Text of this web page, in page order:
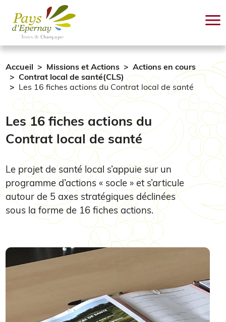
Accueil Missions et Actions
Actions en cours
Contrat local de santé(CLS)
Les 16 fiches actions du Contrat local de santé
Les 16 fiches actions du
Contrat local de santé
Le projet de santé local s’appuie sur un
programme d’actions « socle » et s’articule
autour de 5 axes stratégiques déclinées
sous la forme de 16 fiches actions.
Image